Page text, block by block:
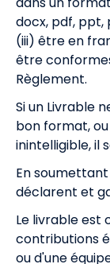
docx, pdf, ppt,
(iii) être en
être
Règlement.
Si un Livrable
bon format,
inintelligible, il
En
déclarent et
Le livrable est
contributions
ou d'une